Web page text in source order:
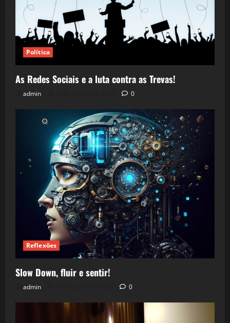
Política
As Redes Sociais e a luta contra as Trevas!
admin 0
Reflexões
Slow Down, fluir e sentir!
admin 0